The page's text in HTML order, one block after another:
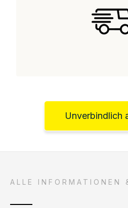
Unverbindlich
ALLE INFORMATIONEN